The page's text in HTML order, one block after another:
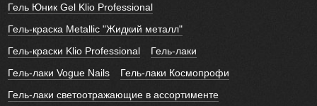
Гель Юник Gel Klio Professional
Гель-краска Metallic "Жидкий металл"
Гель-краски Klio Professional
Гель-лаки
Гель-лаки Vogue Nails
Гель-лаки Космопрофи
Гель-лаки светоотражающие в ассортименте